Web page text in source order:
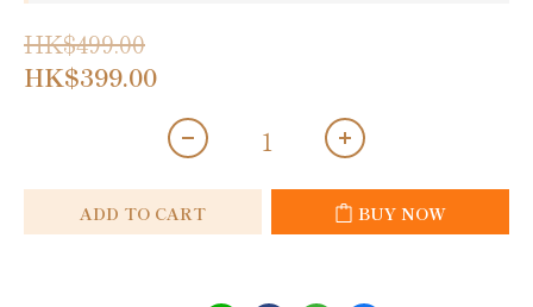
HK$499.00
HK$399.00
ADD TO CART BUY NOW